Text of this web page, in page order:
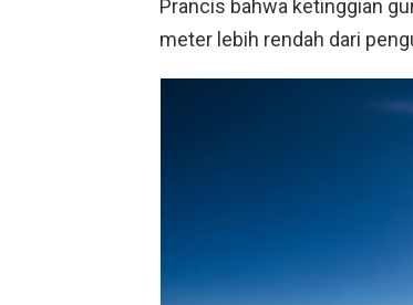
Prancis bahwa ketinggian
meter lebih rendah dari